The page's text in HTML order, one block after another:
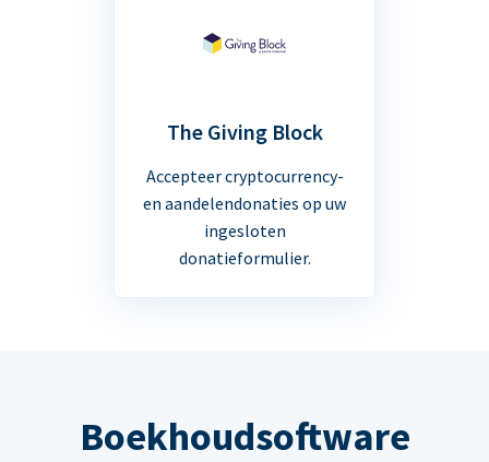
The Giving Block
Accepteer cryptocurrency-
en aandelendonaties op uw
ingesloten
donatieformulier.
Boekhoudsoftware